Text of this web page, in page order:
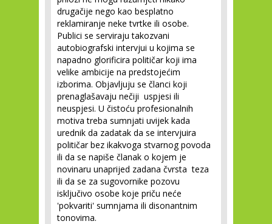
drugačije nego kao besplatno
reklamiranje neke tvrtke ili osobe.
Publici se serviraju takozvani
autobiografski intervjui u kojima se
napadno glorificira političar koji ima
velike ambicije na predstojećim
izborima. Objavljuju se članci koji
prenaglašavaju nečiji uspjesi ili
neuspjesi. U čistoću profesionalnih
motiva treba sumnjati uvijek kada
urednik da zadatak da se intervjuira
političar bez ikakvoga stvarnog povoda
ili da se napiše članak o kojem je
novinaru unaprijed zadana čvrsta teza
ili da se za sugovornike pozovu
isključivo osobe koje priču neće
'pokvariti' sumnjama ili disonantnim
tonovima.